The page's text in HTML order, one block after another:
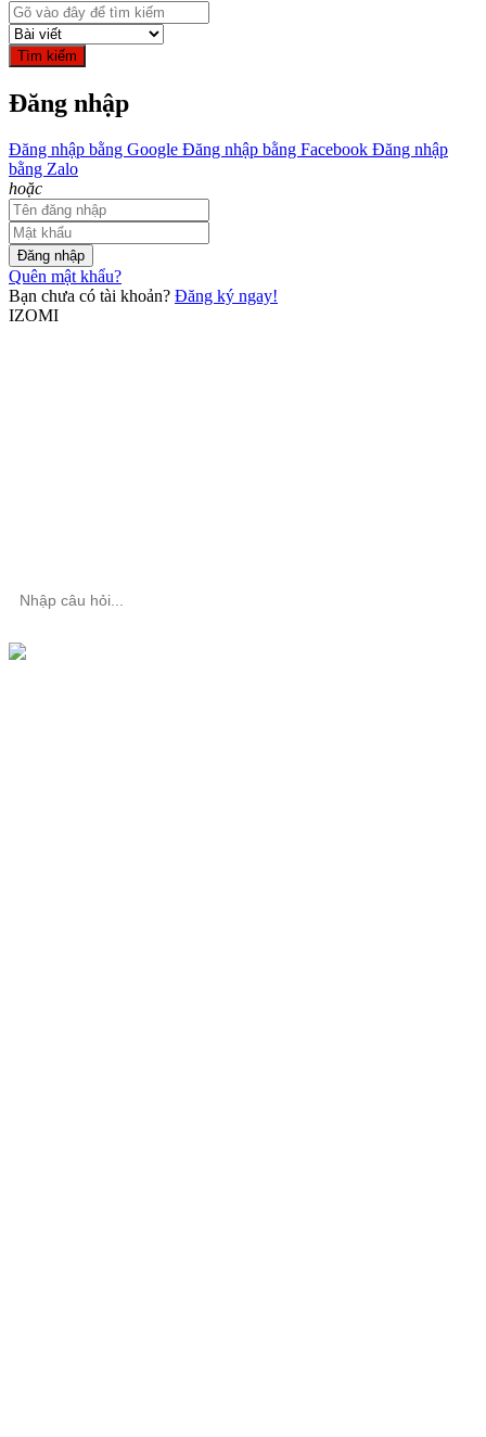
Tìm kiếm
Đăng nhập
Đăng nhập bằng Google Đăng nhập bằng Facebook Đăng nhập
bằng Zalo
hoặc
Đăng nhập
Quên mật khẩu?
Bạn chưa có tài khoản? Đăng ký ngay!
IZOMI